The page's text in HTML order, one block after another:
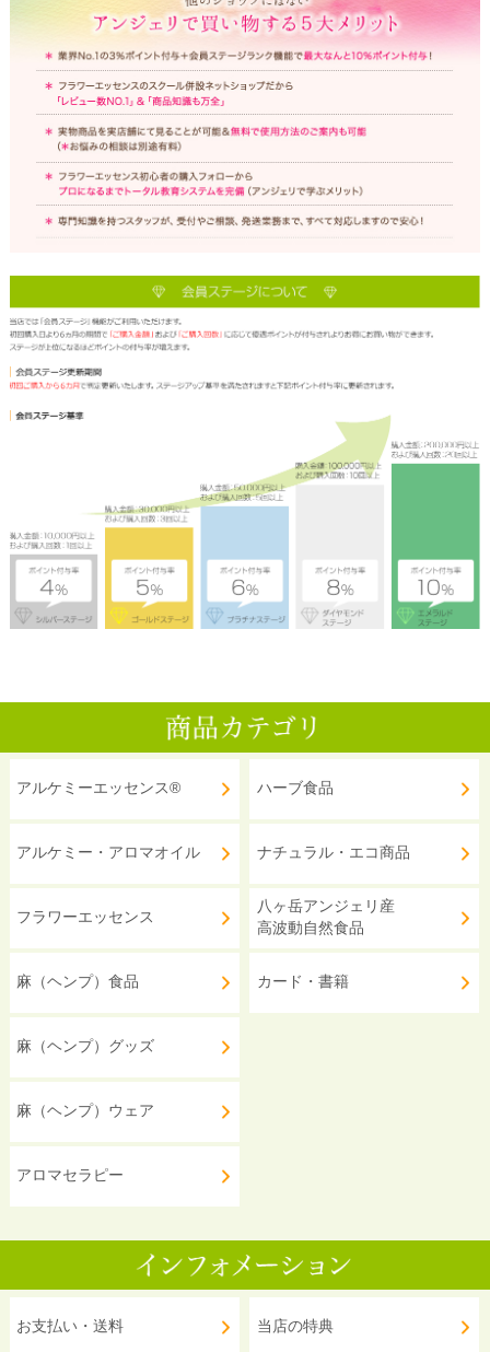
アルケミーエッセンス®
アルケミー・アロマオイル
フラワーエッセンス
麻（ヘンプ）食品
麻（ヘンプ）グッズ
麻（ヘンプ）ウェア
アロマセラピー
ハーブ食品
ナチュラル・エコ商品
八ヶ岳アンジェリ産
高波動自然食品
カード・書籍
お支払い・送料 当店の特典